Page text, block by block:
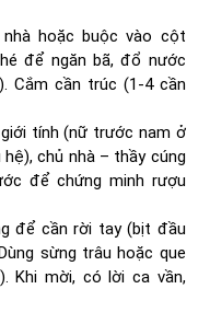
hoặc buộc vào cột
để ngăn bã, đổ nước
Cắm cần trúc (1-4 cần
tính (nữ trước nam ở
chủ nhà – thầy cúng
để chứng minh rượu
để cần rời tay (bịt đầu
sừng trâu hoặc que
Khi mời, có lời ca vần,